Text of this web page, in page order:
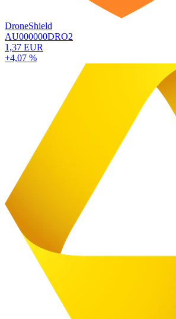
DroneShield
AU000000DRO2
1,37 EUR
+4,07 %